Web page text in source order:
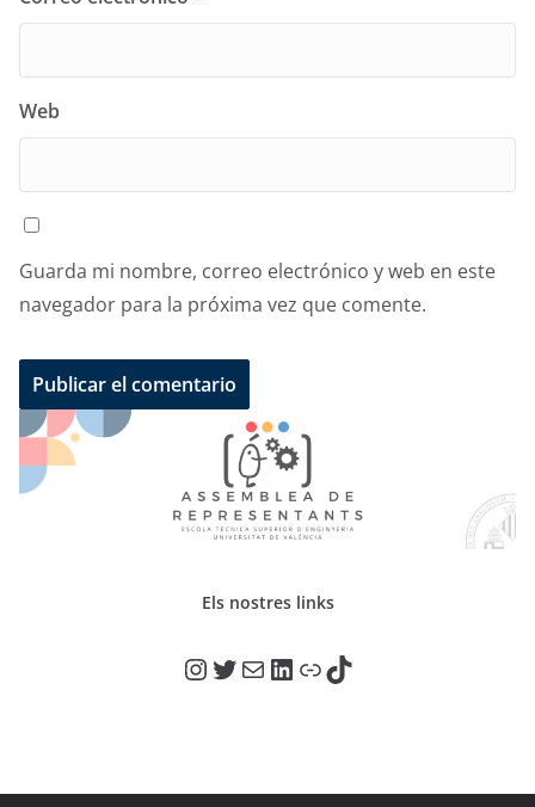
Web
Guarda mi nombre, correo electrónico y web en este
navegador para la próxima vez que comente.
Els nostres links
@adr_etse_uv @adr_etse_uv Mail LinkedIn Link TikTok